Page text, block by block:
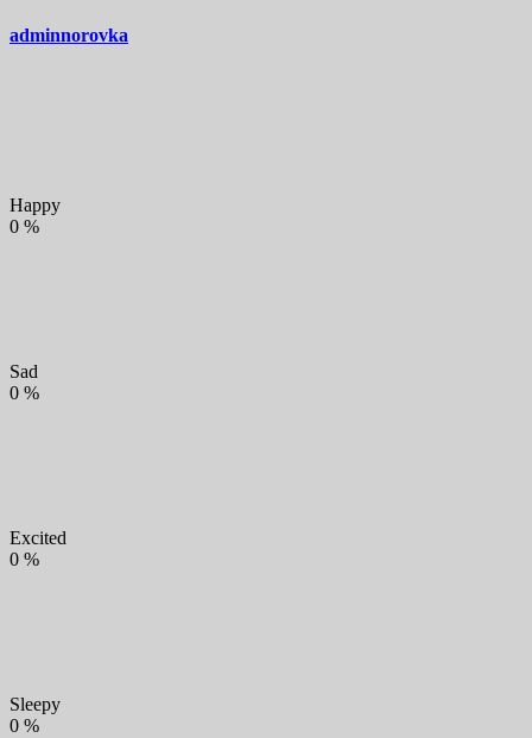
adminnorovka
Happy
0 %
Sad
0 %
Excited
0 %
Sleepy
0 %